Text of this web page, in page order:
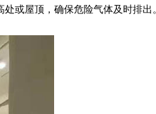
或屋顶，确保危险气体及时排出。